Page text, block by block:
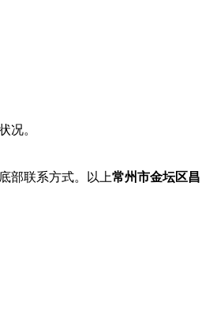
况。
部联系方式。以上常州市金坛区昌